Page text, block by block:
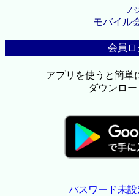
ノ
モバイル
会員
アプリを使うと簡単
ダウンロ
パスワード未